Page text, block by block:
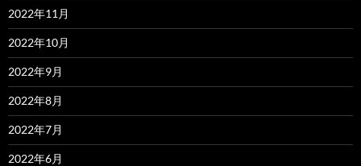
2022年11月
2022年10月
2022年9月
2022年8月
2022年7月
2022年6月